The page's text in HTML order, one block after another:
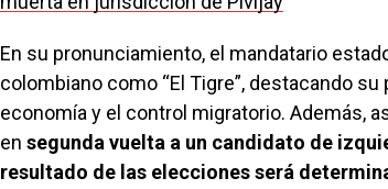
En su pronunciamiento, el mandatario
colombiano como “El Tigre”, destacando su
economía y el control migratorio. Además,
en segunda vuelta a un candidato de
resultado de las elecciones será